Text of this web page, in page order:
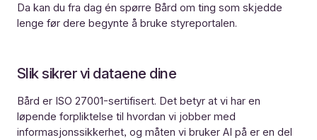
Da kan du fra dag én spørre Bård om ting som skjedde
lenge før dere begynte å bruke styreportalen.
Slik sikrer vi dataene dine
Bård er ISO 27001-sertifisert. Det betyr at vi har en
løpende forpliktelse til hvordan vi jobber med
informasjonssikkerhet, og måten vi bruker AI på er en del